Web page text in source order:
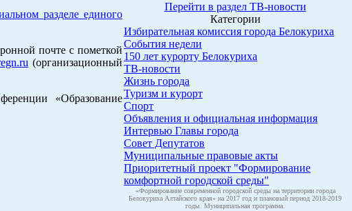
разделе единого
почте с пометкой
(организационный
«Образование
Перейти в раздел ТВ-новости
Категории
Избирательная комиссия города Белокуриха
События недели
150 лет курорту Белокуриха
ТВ-новости
Жизнь города
Туризм и курорт
Спорт
Объявления и официальная информация
Интервью Главы города
Совет Депутатов
Муниципальные правовые акты
Приоритетный проект "Формирование
комфортной городской среды"
«Формирование современной городской среды на территории города
Белокуриха Алтайского края» на 2017 год и плановый период 2018-2019
годы. Муниципальная программа.